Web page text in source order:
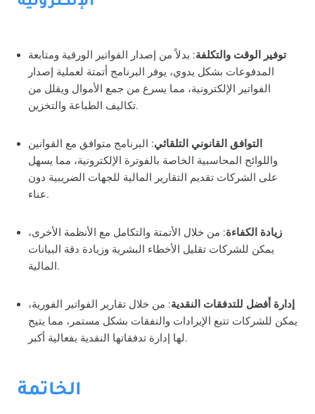
توفير الوقت والتكلفة: بدلاً من إصدار الفواتير الورقية ومتابعة
المدفوعات بشكل يدوي، يوفر البرنامج أتمتة لعملية إصدار
الفواتير الإلكترونية، مما يسرع من جمع الأموال ويقلل من
تكاليف الطباعة والتخزين.
التوافق القانوني التلقائي: البرنامج متوافق مع القوانين
واللوائح المحاسبية الخاصة بالفوترة الإلكترونية، مما يسهل
على الشركات تقديم التقارير المالية للجهات الضريبية دون
عناء.
زيادة الكفاءة: من خلال الأتمتة والتكامل مع الأنظمة الأخرى،
يمكن للشركات تقليل الأخطاء البشرية وزيادة دقة البيانات
المالية.
إدارة أفضل للتدفقات النقدية: من خلال تقارير الفواتير الفورية،
يمكن للشركات تتبع الإيرادات والنفقات بشكل مستمر، مما يتيح
لها إدارة تدفقاتها النقدية بفعالية أكبر.
الخاتمة